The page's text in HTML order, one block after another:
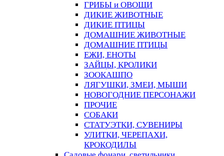
ГРИБЫ и ОВОЩИ
ДИКИЕ ЖИВОТНЫЕ
ДИКИЕ ПТИЦЫ
ДОМАШНИЕ ЖИВОТНЫЕ
ДОМАШНИЕ ПТИЦЫ
ЕЖИ, ЕНОТЫ
ЗАЙЦЫ, КРОЛИКИ
ЗООКАШПО
ЛЯГУШКИ, ЗМЕИ, МЫШИ
НОВОГОДНИЕ ПЕРСОНАЖИ
ПРОЧИЕ
СОБАКИ
СТАТУЭТКИ, СУВЕНИРЫ
УЛИТКИ, ЧЕРЕПАХИ,
КРОКОДИЛЫ